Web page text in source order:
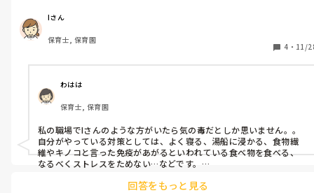
仕事場に申し訳なさが募っていきます。
感染症予防、対策あれば教えてください。
Iさん
保育士, 保育園
4 ・ 11/
わはは
保育士, 保育園
私の職場でIさんのような方がいたら気の毒だとしか思いません。。
自分がやっている対策としては、よく寝る、湯船に浸かる、食物繊
維やキノコと言った免疫があがるといわれている食べ物を食べる、
なるべくストレスをためない…などです。
すがあまり気にされない方が良いと思います。
回答をもっと見る